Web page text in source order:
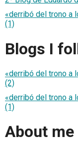
«derribó del trono a
(1)
Blogs I
«derribó del trono a
(2)
«derribó del trono a
(1)
About me